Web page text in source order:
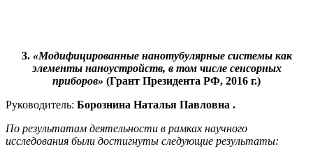
3. «Модифицированные нанотубулярные системы как
элементы наноустройств, в том числе сенсорных
приборов» (Грант Президента РФ, 2016 г.)
Руководитель: Борознина Наталья Павловна .
По результатам деятельности в рамках научного
исследования были достигнуты следующие результаты: